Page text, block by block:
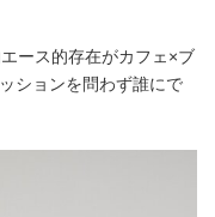
ース的存在がカフェ×ブ
ションを問わず誰にで